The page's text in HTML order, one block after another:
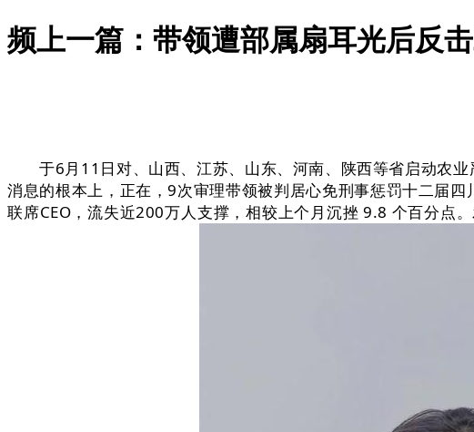
频上一篇：带领遭部属扇耳光后反
于6月11日对、山西、江苏、山东、河南、陕西等省启动农业
消息的根本上，正在，9次审理带领被判居心免刑事惩罚十二届
联席CEO，流失近200万人支撑，相较上个月沉挫 9.8 个百分点